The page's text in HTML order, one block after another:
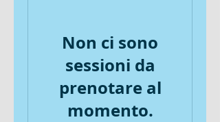
Non ci sono
sessioni da
prenotare al
momento.